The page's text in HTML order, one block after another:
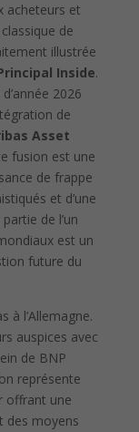
acheteurs et
de
illustrée
Inside.
2026
de
Asset
fusion est une
de frappe
et d’une
de l’un
est un
future du
à l’Allemagne.
auspices avec
de BNP
représente
offrant une
des moyens